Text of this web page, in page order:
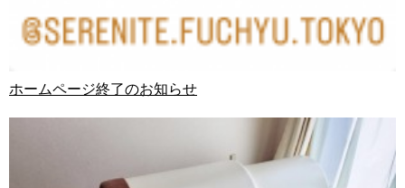
ホームページ終了のお知らせ